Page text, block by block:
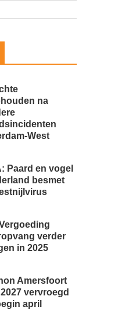
na
West
Paard en vogel
besmet
verder
in 2025
Amersfoort
vervroegd
april